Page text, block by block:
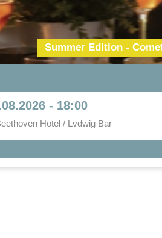
Summer Edition -
- 18:00
Hotel / Lvdwig Bar